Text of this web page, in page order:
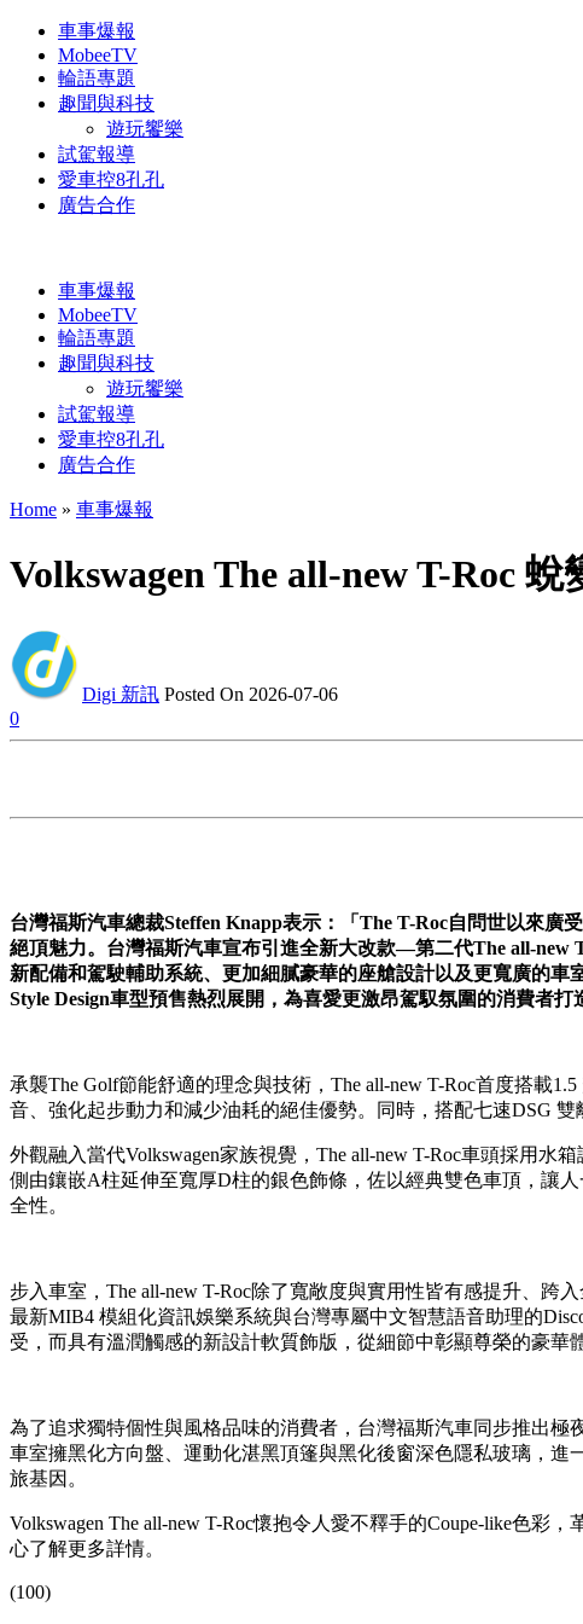
車事爆報
MobeeTV
輪語專題
趣聞與科技
遊玩饗樂
試駕報導
愛車控8孔孔
廣告合作
車事爆報
MobeeTV
輪語專題
趣聞與科技
遊玩饗樂
試駕報導
愛車控8孔孔
廣告合作
Home » 車事爆報
Volkswagen The all-new T-Roc
Digi 新訊 Posted On 2026-07-06
0
台灣福斯汽車總裁Steffen Knapp表示：「 The T-Roc自問世以來廣
絕頂魅力。台灣福斯汽車宣布引進全新大改款—第二代The all-new
新配備和駕駛輔助系統、更加細膩豪華的座艙設計以及更寬廣的車
Style Design車型預售熱烈展開，為喜愛更激昂駕馭氛圍的消費者
承襲The Golf節能舒適的理念與技術，The all-new T-Roc首度搭載
音、強化起步動力和減少油耗的絕佳優勢。同時，搭配七速DSG 雙
外觀融入當代Volkswagen家族視覺，The all-new T-Roc車頭採用
側由鑲嵌A柱延伸至寬厚D柱的銀色飾條，佐以經典雙色車頂，讓
全性。
步入車室，The all-new T-Roc除了寬敞度與實用性皆有感提升、跨
最新MIB4 模組化資訊娛樂系統與台灣專屬中文智慧語音助理的
受，而具有溫潤觸感的新設計軟質飾版，從細節中彰顯尊榮的豪華
為了追求獨特個性與風格品味的消費者，台灣福斯汽車同步推出極
車室擁黑化方向盤、運動化湛黑頂篷與黑化後窗深色隱私玻璃，進
旅基因。
Volkswagen The all-new T-Roc懷抱令人愛不釋手的Coupe-like色
心了解更多詳情。
(100)